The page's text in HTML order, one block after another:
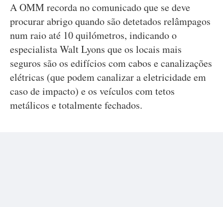
A OMM recorda no comunicado que se deve
procurar abrigo quando são detetados relâmpagos
num raio até 10 quilómetros, indicando o
especialista Walt Lyons que os locais mais
seguros são os edifícios com cabos e canalizações
elétricas (que podem canalizar a eletricidade em
caso de impacto) e os veículos com tetos
metálicos e totalmente fechados.